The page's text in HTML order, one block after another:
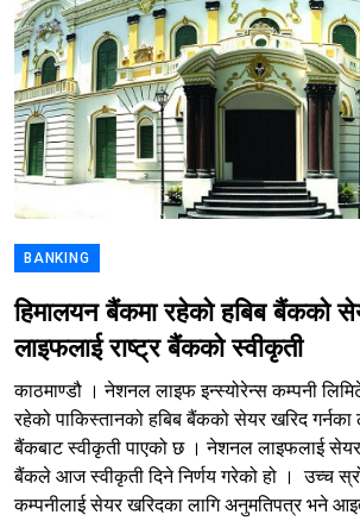
BANKING
हिमालयन बैंकमा रहेको हबिब बैंकको
लाइफलाई राष्ट्र बैंकको स्वीकृती
काठमाण्डौ । नेशनल लाइफ इन्स्योरेन्स कम्पनी
रहेको पाकिस्तानको हबिब बैंकको सेयर खरिद गर्नका
बैंकबाट स्वीकृती पाएको छ । नेशनल लाइफलाई सेयर
बैंकले आज स्वीकृती दिने निर्णय गरेको हो । उच्च
कम्पनीलाई सेयर खरिदका लागि अनुमतिपत्र भने